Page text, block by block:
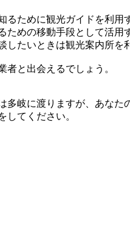
るために観光ガイドを利用
ための移動手段として活用
したいときは観光案内所を
者と出会えるでしょう。
岐に渡りますが、あなた
してください。